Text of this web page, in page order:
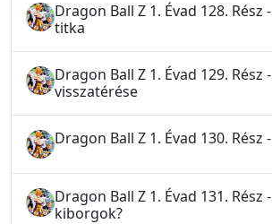
Dragon Ball Z 1. Évad 128.
titka
Dragon Ball Z 1. Évad 129. Rész
visszatérése
Dragon Ball Z 1. Évad 130. Rész
Dragon Ball Z 1. Évad 131. Rész
kiborgok?